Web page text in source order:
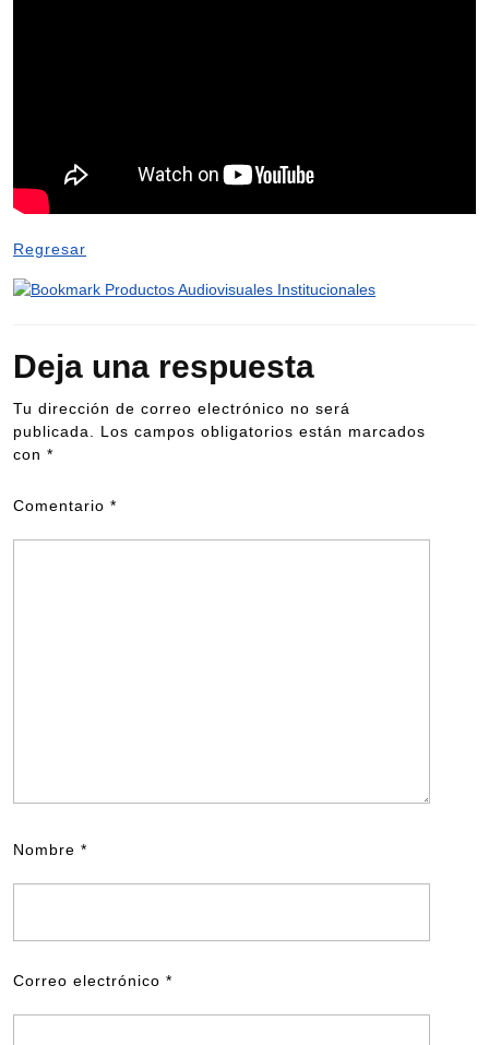
Regresar
Deja una respuesta
Tu dirección de correo electrónico no será
publicada.
Los campos obligatorios están marcados
con *
Comentario *
Nombre *
Correo electrónico *